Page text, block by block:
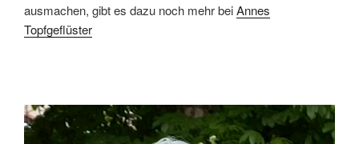
ausmachen, gibt es dazu noch mehr beiAnnes
Topfgeflüster